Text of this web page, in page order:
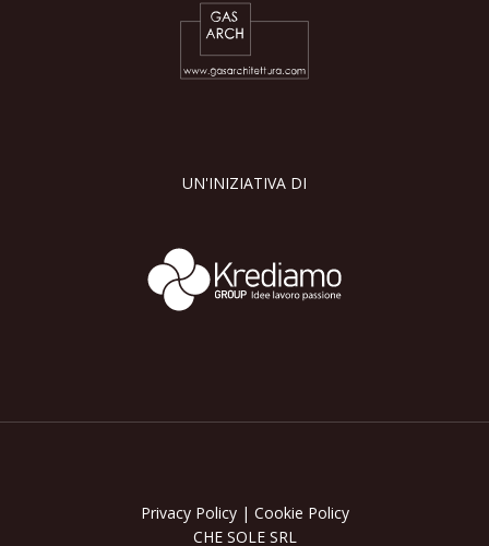
UN'INIZIATIVA DI
Privacy Policy| Cookie Policy
CHE SOLE SRL